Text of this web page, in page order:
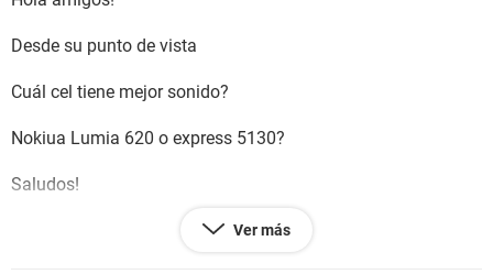
Desde su punto de vista
Cuál cel tiene mejor sonido?
Nokiua Lumia 620 o express 5130?
Saludos!
Ver más